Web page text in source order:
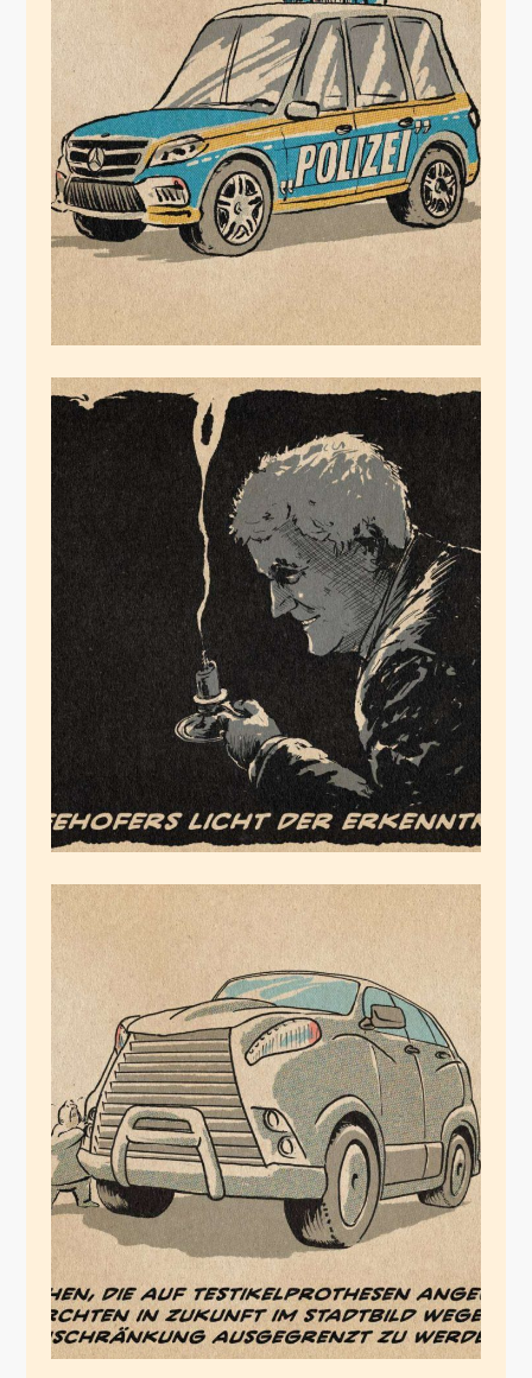
„Polizei“
Juli 14, 2020
Seehofers Licht
Juli 12, 2020
Testikelprothesen
Juli 11, 2020